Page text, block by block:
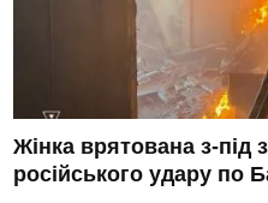
Жінка врятована з-під
російського удару по